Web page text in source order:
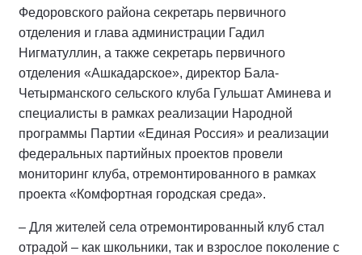
Федоровского района секретарь первичного
отделения и глава администрации Гадил
Нигматуллин, а также секретарь первичного
отделения «Ашкадарское», директор Бала-
Четырманского сельского клуба Гульшат Аминева и
специалисты в рамках реализации Народной
программы Партии «Единая Россия» и реализации
федеральных партийных проектов провели
мониторинг клуба, отремонтированного в рамках
проекта «Комфортная городская среда».
– Для жителей села отремонтированный клуб стал
отрадой – как школьники, так и взрослое поколение с